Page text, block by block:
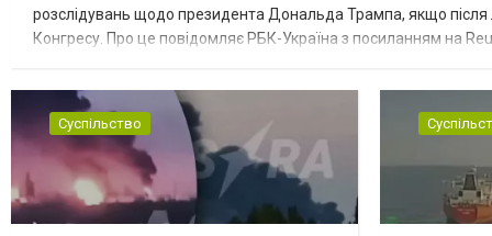
розслідувань щодо президента Дональда Трампа, якщо
Конгресу. Про це повідомляє РБК-Україна з посиланням на
Суспільство